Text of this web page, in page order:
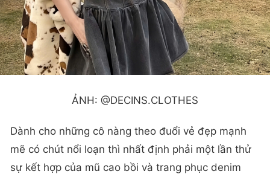
ẢNH: @DECINS.CLOTHES
Dành cho những cô nàng theo đuổi vẻ đẹp mạnh
mẽ có chút nổi loạn thì nhất định phải một lần thử
sự kết hợp của mũ cao bồi và trang phục denim